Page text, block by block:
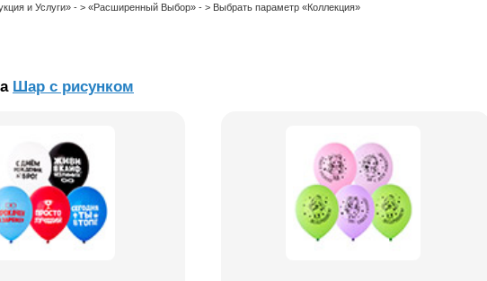
и Услуги» - > «Расширенный Выбор» - > Выбрать параметр «Коллекция»
Шар с рисунком